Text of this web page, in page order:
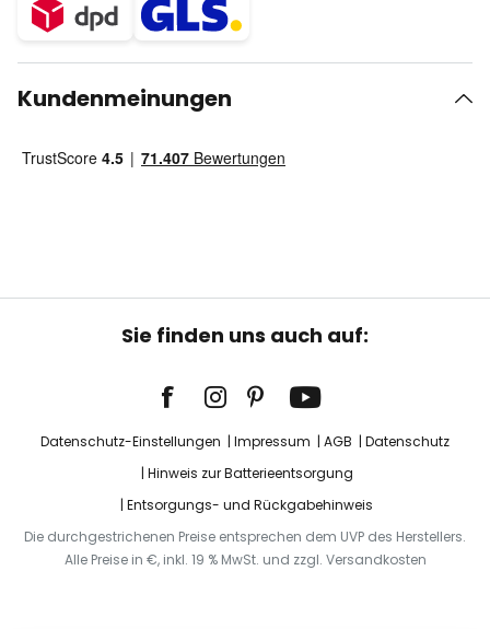
Kundenmeinungen
Sie finden uns auch auf:
Datenschutz-Einstellungen Impressum AGB
Datenschutz
Hinweis zur Batterieentsorgung
Entsorgungs- und Rückgabehinweis
Die durchgestrichenen Preise entsprechen dem UVP des Herstellers.
Alle Preise in €, inkl. 19 % MwSt. und zzgl. Versandkosten